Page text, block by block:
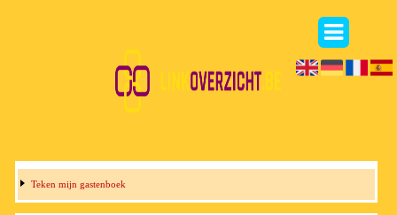
Teken mijn gastenboek